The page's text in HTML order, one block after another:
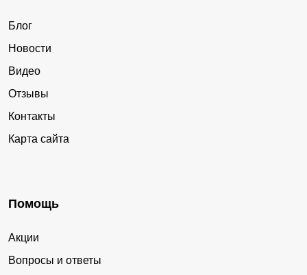
Блог
Новости
Видео
Отзывы
Контакты
Карта сайта
Помощь
Акции
Вопросы и ответы